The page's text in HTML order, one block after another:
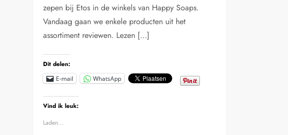
zepen bij Etos in de winkels van Happy Soaps.
Vandaag gaan we enkele producten uit het
assortiment reviewen. Lezen […]
Dit delen:
E-mail WhatsApp
Vind ik leuk:
Laden...